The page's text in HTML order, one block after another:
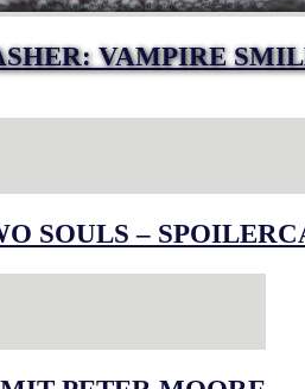
VAMPIRE
SOULS –